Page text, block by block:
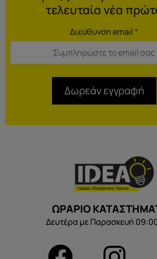
τελευταία νέα
Διεύθυνση email*
Δωρεάν εγγραφή
ΩΡΑΡΙΟ
Δευτέρα με Παρασκευή